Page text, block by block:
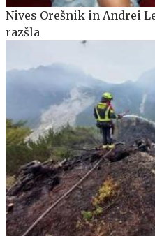
Nives Orešnik in Andrei
razšla